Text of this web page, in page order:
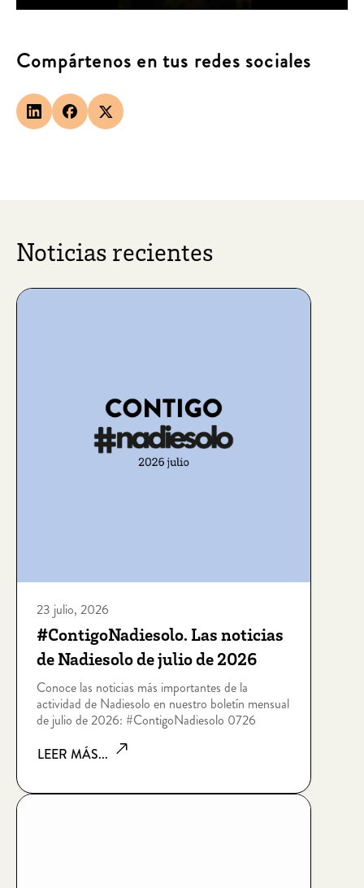
Compártenos en tus redes sociales
Noticias recientes
23 julio, 2026
#ContigoNadiesolo. Las noticias
de Nadiesolo de julio de 2026
Conoce las noticias más importantes de la
actividad de Nadiesolo en nuestro boletín mensual
de julio de 2026: #ContigoNadiesolo 0726
LEER MÁS...